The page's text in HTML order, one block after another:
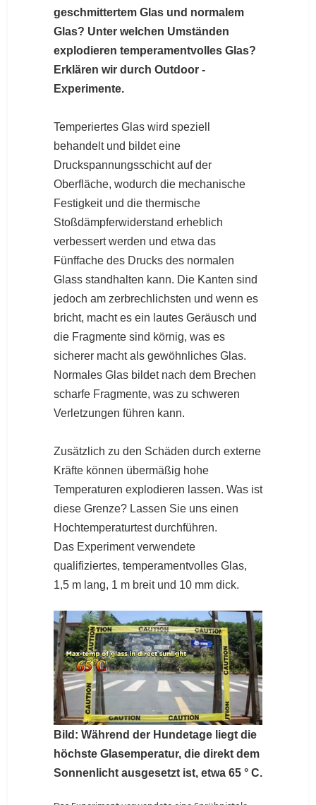
geschmittertem Glas und normalem
Glas? Unter welchen Umständen
explodieren temperamentvolles Glas?
Erklären wir durch Outdoor -
Experimente.
Temperiertes Glas wird speziell
behandelt und bildet eine
Druckspannungsschicht auf der
Oberfläche, wodurch die mechanische
Festigkeit und die thermische
Stoßdämpferwiderstand erheblich
verbessert werden und etwa das
Fünffache des Drucks des normalen
Glass standhalten kann. Die Kanten sind
jedoch am zerbrechlichsten und wenn es
bricht, macht es ein lautes Geräusch und
die Fragmente sind körnig, was es
sicherer macht als gewöhnliches Glas.
Normales Glas bildet nach dem Brechen
scharfe Fragmente, was zu schweren
Verletzungen führen kann.
Zusätzlich zu den Schäden durch externe
Kräfte können übermäßig hohe
Temperaturen explodieren lassen. Was ist
diese Grenze? Lassen Sie uns einen
Hochtemperaturtest durchführen.
Das Experiment verwendete
qualifiziertes, temperamentvolles Glas,
1,5 m lang, 1 m breit und 10 mm dick.
Bild: Während der Hundetage liegt die
höchste Glasemperatur, die direkt dem
Sonnenlicht ausgesetzt ist, etwa 65 ° C.